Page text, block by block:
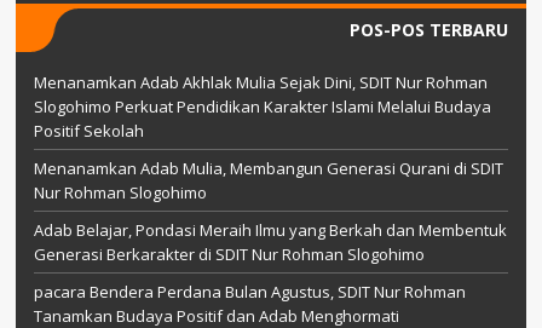
POS-POS TERBARU
Menanamkan Adab Akhlak Mulia Sejak Dini, SDIT Nur Rohman
Slogohimo Perkuat Pendidikan Karakter Islami Melalui Budaya
Positif Sekolah
Menanamkan Adab Mulia, Membangun Generasi Qurani di SDIT
Nur Rohman Slogohimo
Adab Belajar, Pondasi Meraih Ilmu yang Berkah dan Membentuk
Generasi Berkarakter di SDIT Nur Rohman Slogohimo
pacara Bendera Perdana Bulan Agustus, SDIT Nur Rohman
Tanamkan Budaya Positif dan Adab Menghormati